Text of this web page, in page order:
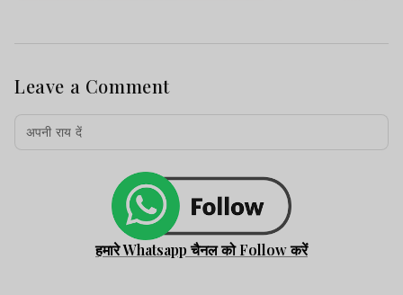
Leave a Comment
हमारे Whatsapp चैनल को Follow करें